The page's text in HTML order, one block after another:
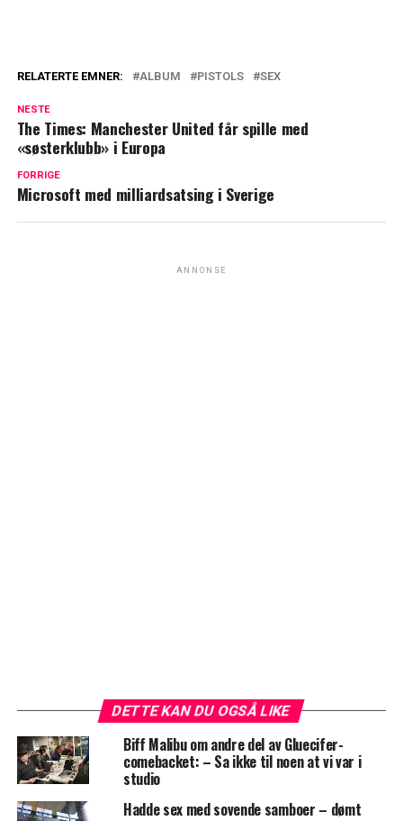
RELATERTE EMNER: ALBUM PISTOLS SEX
NESTE
The Times: Manchester United får spille med
«søsterklubb» i Europa
FORRIGE
Microsoft med milliardsatsing i Sverige
ANNONSE
DETTE KAN DU OGSÅ LIKE
Biff Malibu om andre del av Gluecifer-
comebacket: – Sa ikke til noen at vi var i
studio
Hadde sex med sovende samboer – dømt